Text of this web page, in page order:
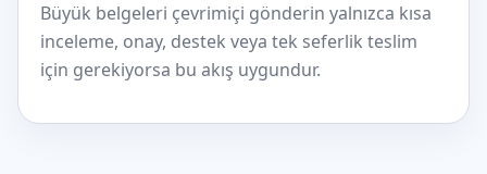
Büyük belgeleri çevrimiçi gönderin yalnızca kısa
inceleme, onay, destek veya tek seferlik teslim
için gerekiyorsa bu akış uygundur.